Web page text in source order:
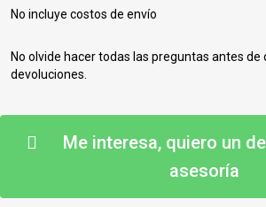
No incluye costos de envío
No olvide hacer todas las preguntas antes
devoluciones.
Me interesa, quiero un
asesoría